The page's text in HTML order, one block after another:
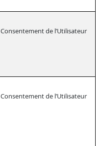
Consentement de l’Utilisateur
Consentement de l’Utilisateur